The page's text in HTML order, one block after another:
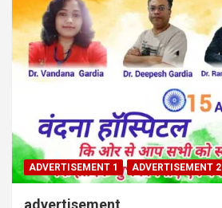
ADVERTISEMENT 1 ADVERTISEMENT 2
advertisement